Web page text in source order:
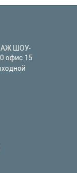
ШОУ-
офис 15